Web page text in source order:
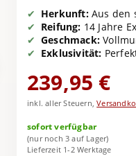
Herkunft:Aus den
Reifung: 14 Jahre
Geschmack:
Exklusivität:
239,95 €
inkl. aller Steuern,
sofort verfügbar
(nur noch 3 auf Lager)
Lieferzeit 1-2 Werktage